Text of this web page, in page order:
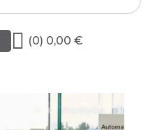
(0) 0,00 €